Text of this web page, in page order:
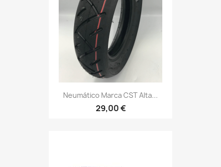
Neumático Marca CST Alta...
29,00 €